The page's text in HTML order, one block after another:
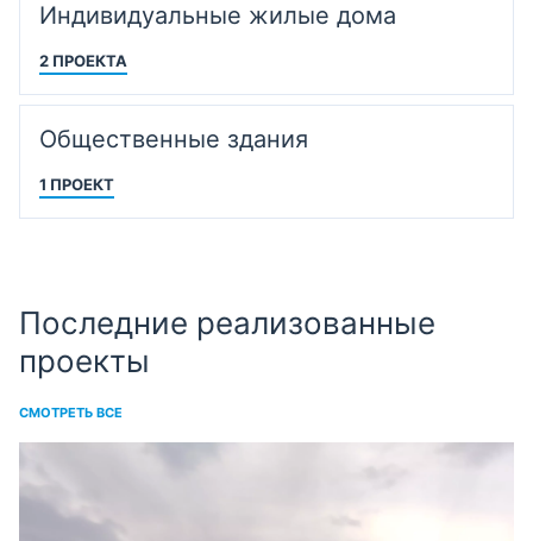
Индивидуальные жилые дома
2 ПРОЕКТА
Общественные здания
1 ПРОЕКТ
Последние реализованные
проекты
СМОТРЕТЬ ВСЕ